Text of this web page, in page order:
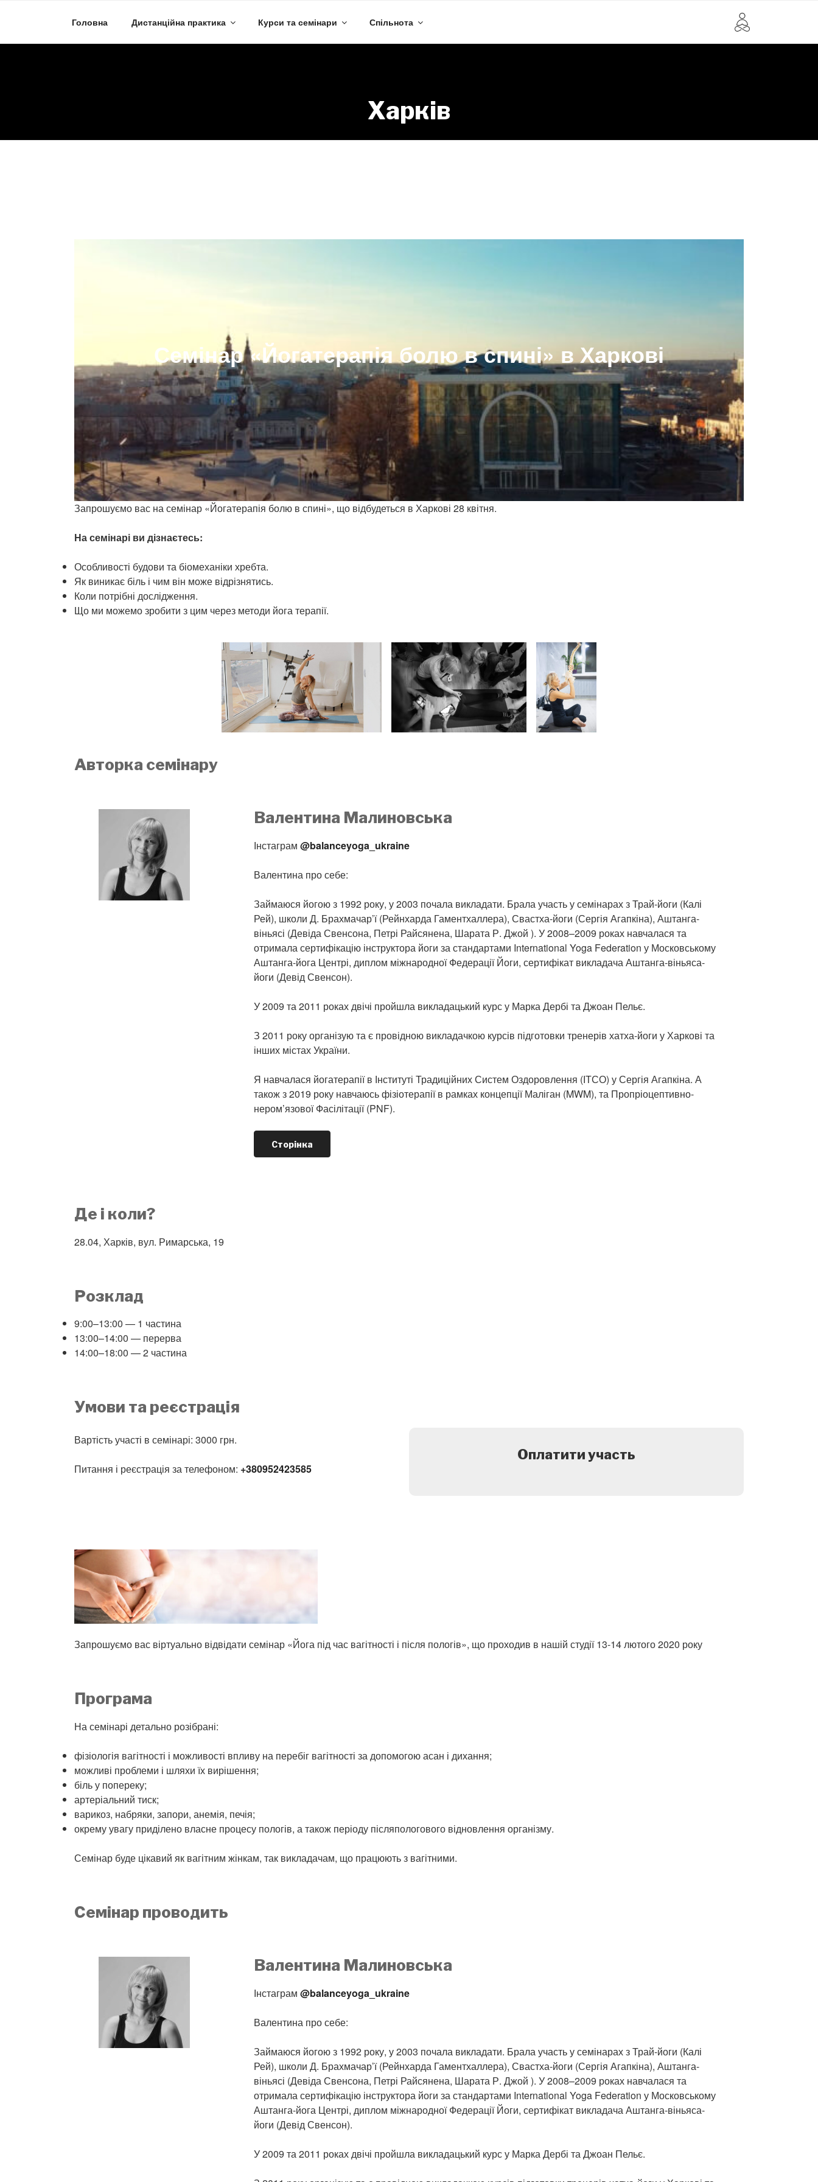
Головна Дистанційна практика Курси та семінари Спільнота
Харків
Семінар «Йогатерапія болю в спині» в Харкові
Запрошуємо вас на семінар «Йогатерапія болю в спині», що відбудеться в Харкові 28 квітня.
На семінарі ви дізнаєтесь:
Особливості будови та біомеханіки хребта.
Як виникає біль і чим він може відрізнятись.
Коли потрібні дослідження.
Що ми можемо зробити з цим через методи йога терапії.
Авторка семінару
Валентина Малиновська
Інстаграм @balanceyoga_ukraine
Валентина про себе:
Займаюся йогою з 1992 року, у 2003 почала викладати. Брала участь у семінарах з Трай-йоги (Калі
Рей), школи Д. Брахмачар’ї (Рейнхарда Гаментхаллера), Свастха-йоги (Сергія Агапкіна), Аштанга-
віньясі (Девіда Свенсона, Петрі Райсянена, Шарата Р. Джой ). У 2008–2009 роках навчалася та
отримала сертифікацію інструктора йоги за стандартами International Yoga Federation у Московському
Аштанга-йога Центрі, диплом міжнародної Федерації Йоги, сертифікат викладача Аштанга-віньяса-
йоги (Девід Свенсон).
У 2009 та 2011 роках двічі пройшла викладацький курс у Марка Дербі та Джоан Пельє.
З 2011 року організую та є провідною викладачкою курсів підготовки тренерів хатха-йоги у Харкові та
інших містах України.
Я навчалася йогатерапії в Інституті Традиційних Систем Оздоровлення (ІТСО) у Сергія Агапкіна. А
також з 2019 року навчаюсь фізіотерапії в рамках концепції Маліган (MWM), та Пропріоцептивно-
нером’язової Фасілітації (PNF).
Сторінка
Де і коли?
28.04, Харків, вул. Римарська, 19
Розклад
9:00–13:00 — 1 частина
13:00–14:00 — перерва
14:00–18:00 — 2 частина
Умови та реєстрація
Вартість участі в семінарі: 3000 грн.
Питання і реєстрація за телефоном: +380952423585
Оплатити участь
Запрошуємо вас віртуально відвідати семінар «Йога під час вагітності і після пологів», що проходив в нашій студії 13-14 лютого 2020 року
Програма
На семінарі детально розібрані:
фізіологія вагітності і можливості впливу на перебіг вагітності за допомогою асан і дихання;
можливі проблеми і шляхи їх вирішення;
біль у попереку;
артеріальний тиск;
варикоз, набряки, запори, анемія, печія;
окрему увагу приділено власне процесу пологів, а також періоду післяпологового відновлення організму.
Семінар буде цікавий як вагітним жінкам, так викладачам, що працюють з вагітними.
Семінар проводить
Валентина Малиновська
Інстаграм @balanceyoga_ukraine
Валентина про себе:
Займаюся йогою з 1992 року, у 2003 почала викладати. Брала участь у семінарах з Трай-йоги (Калі
Рей), школи Д. Брахмачар’ї (Рейнхарда Гаментхаллера), Свастха-йоги (Сергія Агапкіна), Аштанга-
віньясі (Девіда Свенсона, Петрі Райсянена, Шарата Р. Джой ). У 2008–2009 роках навчалася та
отримала сертифікацію інструктора йоги за стандартами International Yoga Federation у Московському
Аштанга-йога Центрі, диплом міжнародної Федерації Йоги, сертифікат викладача Аштанга-віньяса-
йоги (Девід Свенсон).
У 2009 та 2011 роках двічі пройшла викладацький курс у Марка Дербі та Джоан Пельє.